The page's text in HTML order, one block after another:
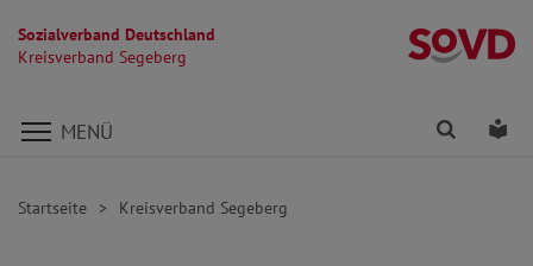
Sozialverband Deutschland
Kreisverband Segeberg
Direkt zu den Inhalten springen
MENÜ Finden
Startseite Kreisverband Segeberg